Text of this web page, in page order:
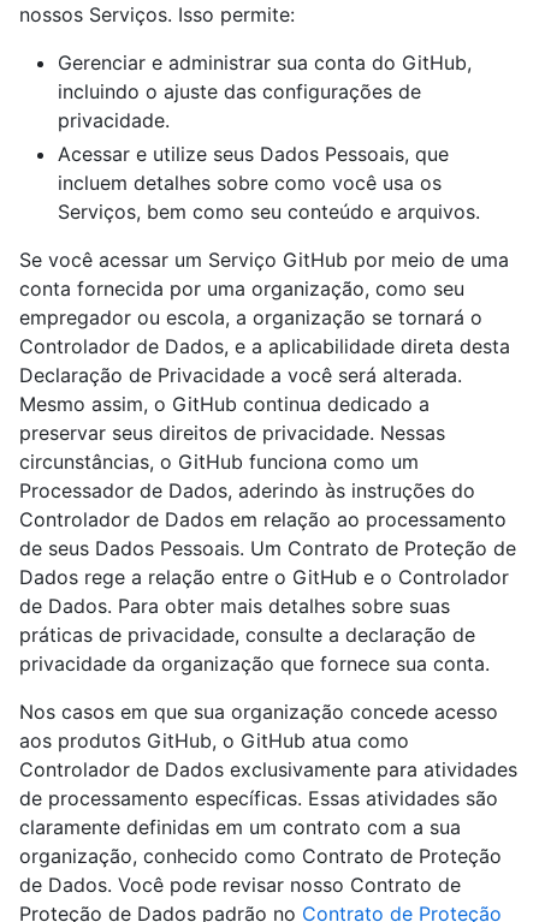
nossos Serviços. Isso permite:
Gerenciar e administrar sua conta do GitHub,
incluindo o ajuste das configurações de
privacidade.
Acessar e utilize seus Dados Pessoais, que
incluem detalhes sobre como você usa os
Serviços, bem como seu conteúdo e arquivos.
Se você acessar um Serviço GitHub por meio de uma
conta fornecida por uma organização, como seu
empregador ou escola, a organização se tornará o
Controlador de Dados, e a aplicabilidade direta desta
Declaração de Privacidade a você será alterada.
Mesmo assim, o GitHub continua dedicado a
preservar seus direitos de privacidade. Nessas
circunstâncias, o GitHub funciona como um
Processador de Dados, aderindo às instruções do
Controlador de Dados em relação ao processamento
de seus Dados Pessoais. Um Contrato de Proteção de
Dados rege a relação entre o GitHub e o Controlador
de Dados. Para obter mais detalhes sobre suas
práticas de privacidade, consulte a declaração de
privacidade da organização que fornece sua conta.
Nos casos em que sua organização concede acesso
aos produtos GitHub, o GitHub atua como
Controlador de Dados exclusivamente para atividades
de processamento específicas. Essas atividades são
claramente definidas em um contrato com a sua
organização, conhecido como Contrato de Proteção
de Dados. Você pode revisar nosso Contrato de
Proteção de Dados padrão no Contrato de Proteção